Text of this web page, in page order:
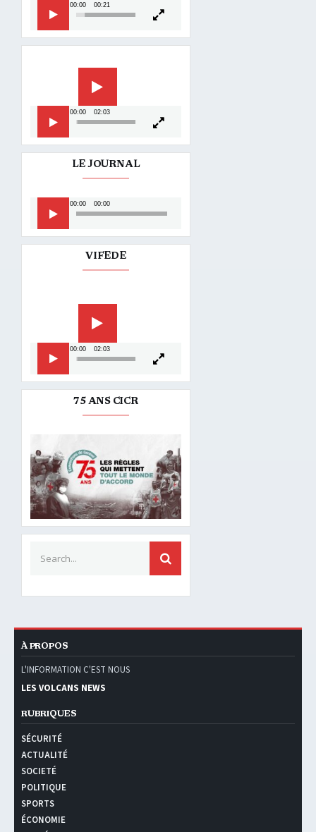
00:00 00:21
00:00 02:03
LE JOURNAL
audio
00:00 00:00
VIFEDE
00:00 02:03
75 ANS CICR
À PROPOS
L'INFORMATION C'EST NOUS
LES VOLCANS NEWS
RUBRIQUES
SÉCURITÉ
ACTUALITÉ
SOCIETÉ
POLITIQUE
SPORTS
ÉCONOMIE